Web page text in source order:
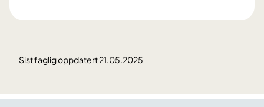
Sist faglig oppdatert 21.05.2025